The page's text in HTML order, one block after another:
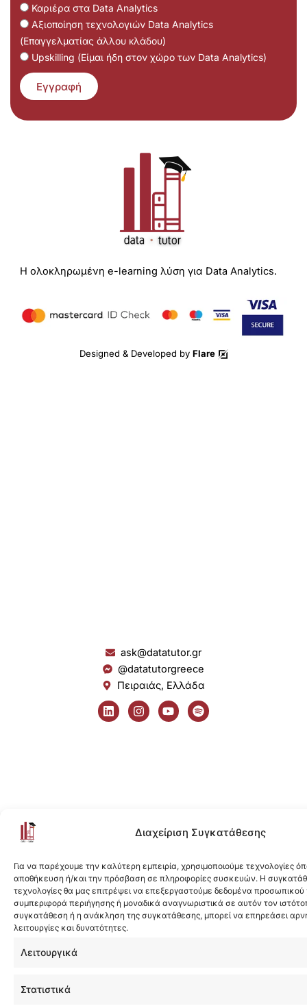
Διαχείριση Συγκατάθεσης
Για να παρέχουμε την καλύτερη εμπειρία, χρησιμοποιούμε τεχνολογίες
αποθήκευση ή/και την πρόσβαση σε πληροφορίες συσκευών. Η
τεχνολογίες θα μας επιτρέψει να επεξεργαστούμε δεδομένα
συμπεριφορά περιήγησης ή μοναδικά αναγνωριστικά σε αυτόν τον
συγκατάθεση ή η ανάκληση της συγκατάθεσης, μπορεί να επηρεάσει
λειτουργίες και δυνατότητες.
Λειτουργικά
Στατιστικά
Καριέρα στα Data Analytics
Αξιοποίηση τεχνολογιών Data Analytics
(Επαγγελματίας άλλου κλάδου)
Upskilling (Είμαι ήδη στον χώρο των Data Analytics)
Εγγραφή
Η ολοκληρωμένη e-learning λύση για Data Analytics.
Designed & Developed by Flare
ask@datatutor.gr
@datatutorgreece
Πειραιάς, Ελλάδα
L
i
n
I
n
s
Y
o
u
S
p
o